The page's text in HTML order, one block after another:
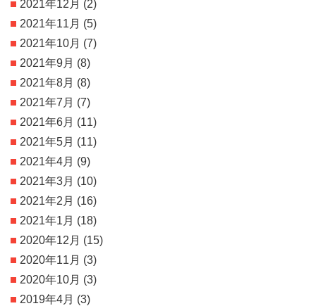
2021年12月 (2)
2021年11月 (5)
2021年10月 (7)
2021年9月 (8)
2021年8月 (8)
2021年7月 (7)
2021年6月 (11)
2021年5月 (11)
2021年4月 (9)
2021年3月 (10)
2021年2月 (16)
2021年1月 (18)
2020年12月 (15)
2020年11月 (3)
2020年10月 (3)
2019年4月 (3)